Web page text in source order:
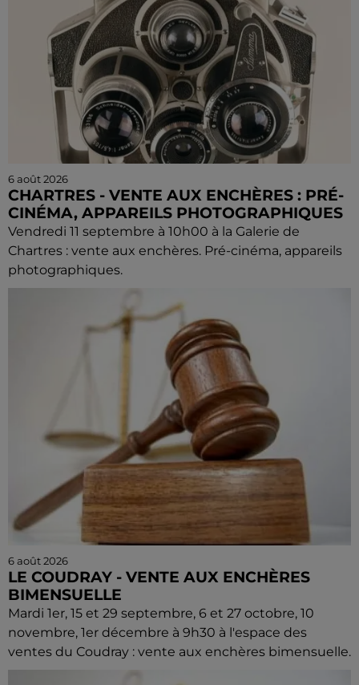
6 août 2026
CHARTRES - VENTE AUX ENCHÈRES : PRÉ-
CINÉMA, APPAREILS PHOTOGRAPHIQUES
Vendredi 11 septembre à 10h00 à la Galerie de
Chartres : vente aux enchères. Pré-cinéma, appareils
photographiques.
6 août 2026
LE COUDRAY - VENTE AUX ENCHÈRES
BIMENSUELLE
Mardi 1er, 15 et 29 septembre, 6 et 27 octobre, 10
novembre, 1er décembre à 9h30 à l'espace des
ventes du Coudray : vente aux enchères bimensuelle.